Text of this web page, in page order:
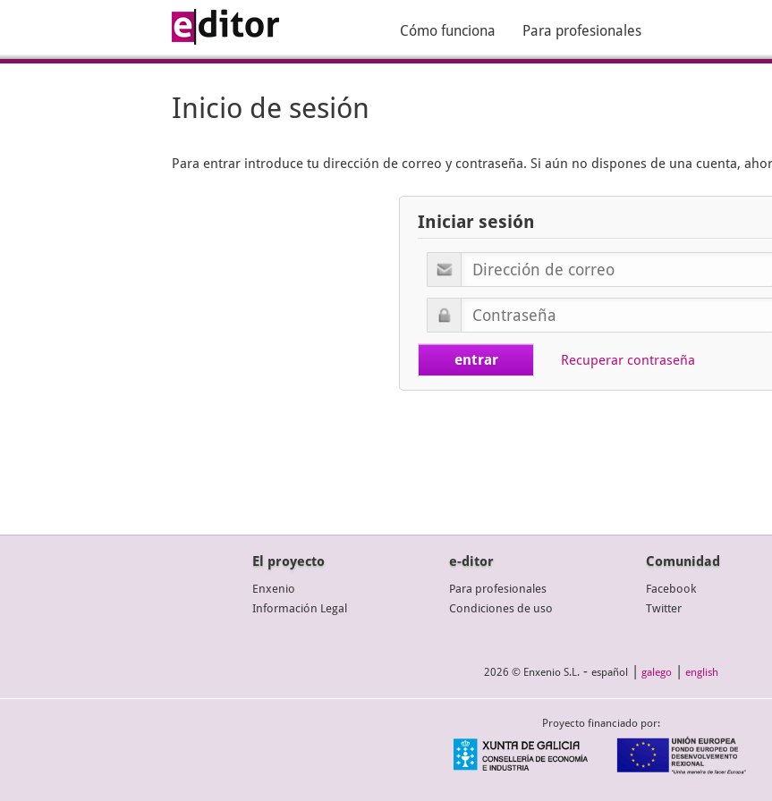
Cómo funciona Para profesionales
Inicio de sesión
Para entrar introduce tu dirección de correo y contraseña. Si aún no dispones de una cuenta,
Iniciar sesión
Recuperar contraseña
El proyecto
Enxenio
Información Legal
e-ditor
Para profesionales
Condiciones de uso
Comunidad
Facebook
Twitter
2026 © Enxenio S.L. - español galego english
Proyecto financiado por: